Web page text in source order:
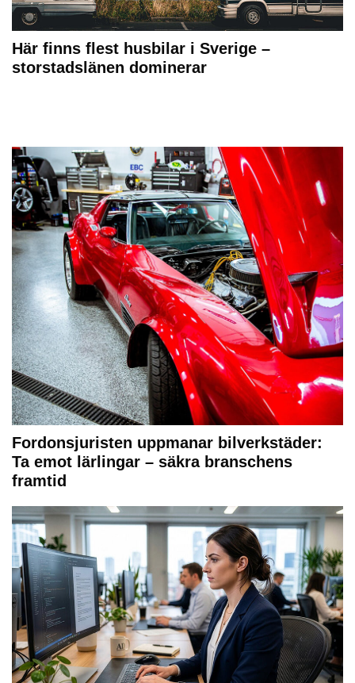
Här finns flest husbilar i Sverige –
storstadslänen dominerar
Fordonsjuristen uppmanar bilverkstäder:
Ta emot lärlingar – säkra branschens
framtid